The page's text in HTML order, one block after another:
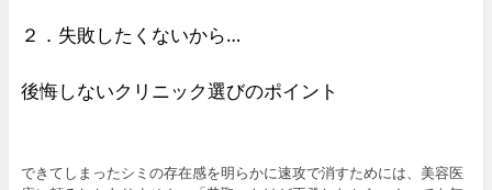
２．失敗したくないから…
後悔しないクリニック選びのポイント
できてしまったシミの存在感を明らかに速攻で消すためには、美容医